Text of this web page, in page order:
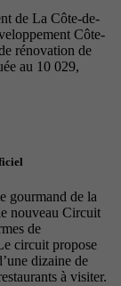
de La Côte-de-
Côte-
rénovation de
au 10 029,
gourmand de la
nouveau Circuit
de
circuit propose
dizaine de
à visiter.